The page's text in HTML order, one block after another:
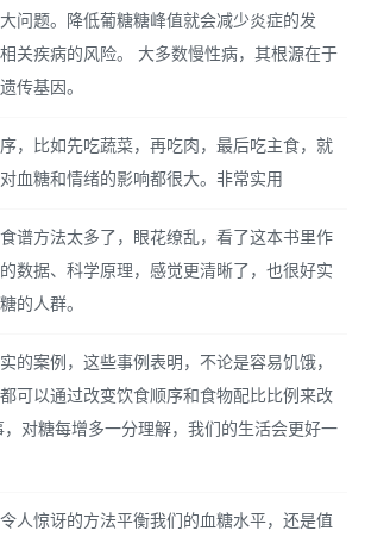
问题。降低葡糖糖峰值就会减少炎症的发
关疾病的风险。 大多数慢性病，其根源在于
传基因。
，比如先吃蔬菜，再吃肉，最后吃主食，就
血糖和情绪的影响都很大。非常实用
谱方法太多了，眼花缭乱，看了这本书里作
数据、科学原理，感觉更清晰了，也很好实
的人群。
的案例，这些事例表明，不论是容易饥饿，
可以通过改变饮食顺序和食物配比比例来改
对糖每增多一分理解，我们的生活会更好一
人惊讶的方法平衡我们的血糖水平，还是值